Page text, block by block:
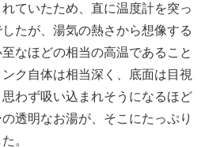
ていたため、直に温度計を突っ
たが、湯気の熱さから想像する
なほどの相当の高温であること
ク自体は相当深く、底面は目視
わず吸い込まれそうになるほど
透明なお湯が、そこにたっぷり
。